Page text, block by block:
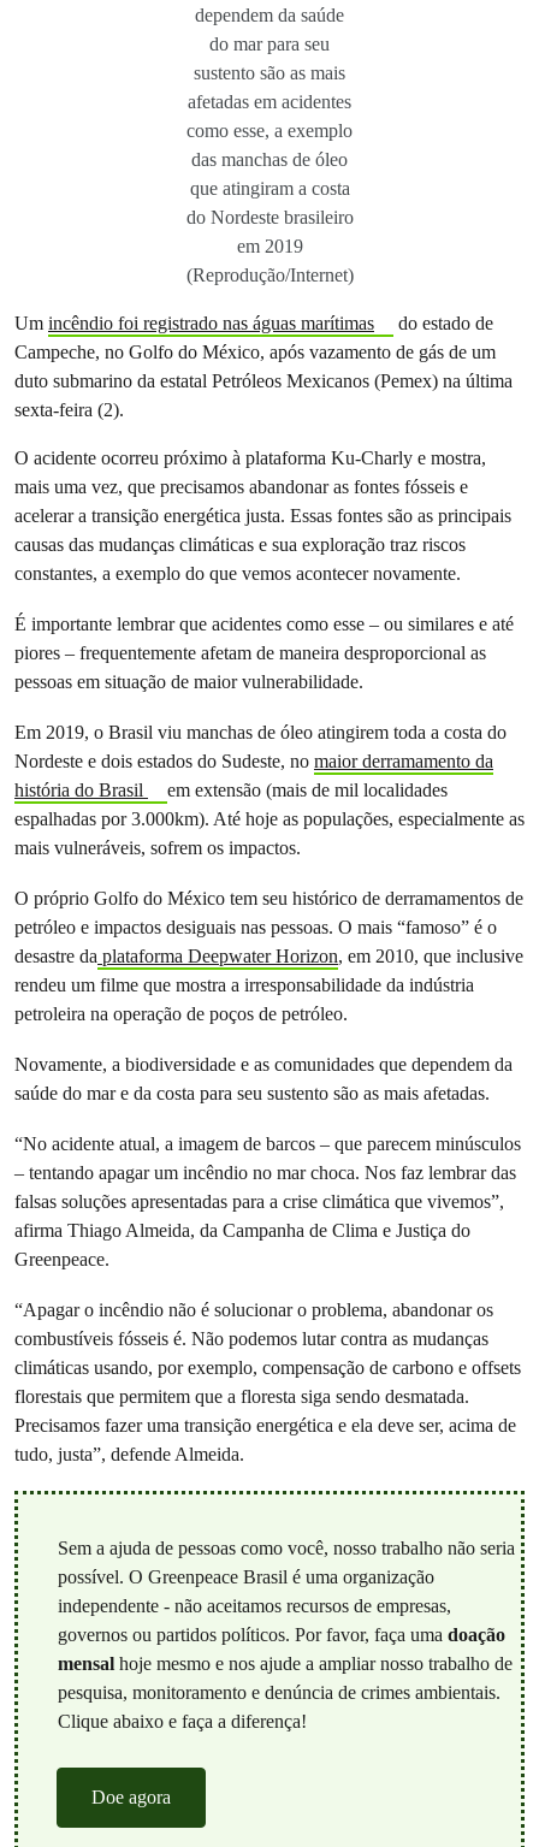
dependem da saúde
do mar para seu
sustento são as mais
afetadas em acidentes
como esse, a exemplo
das manchas de óleo
que atingiram a costa
do Nordeste brasileiro
em 2019
(Reprodução/Internet)
Um incêndio foi registrado nas águas marítimas
do estado de
Campeche, no Golfo do México, após vazamento de gás de um
duto submarino da estatal Petróleos Mexicanos (Pemex) na última
sexta-feira (2).
O acidente ocorreu próximo à plataforma Ku-Charly e mostra,
mais uma vez, que precisamos abandonar as fontes fósseis e
acelerar a transição energética justa. Essas fontes são as principais
causas das mudanças climáticas e sua exploração traz riscos
constantes, a exemplo do que vemos acontecer novamente.
É importante lembrar que acidentes como esse – ou similares e até
piores – frequentemente afetam de maneira desproporcional as
pessoas em situação de maior vulnerabilidade.
Em 2019, o Brasil viu manchas de óleo atingirem toda a costa do
Nordeste e dois estados do Sudeste, no maior derramamento da
história do Brasil
em extensão (mais de mil localidades
espalhadas por 3.000km). Até hoje as populações, especialmente as
mais vulneráveis, sofrem os impactos.
O próprio Golfo do México tem seu histórico de derramamentos de
petróleo e impactos desiguais nas pessoas. O mais “famoso” é o
desastre da plataforma Deepwater Horizon, em 2010, que inclusive
rendeu um filme que mostra a irresponsabilidade da indústria
petroleira na operação de poços de petróleo.
Novamente, a biodiversidade e as comunidades que dependem da
saúde do mar e da costa para seu sustento são as mais afetadas.
“No acidente atual, a imagem de barcos – que parecem minúsculos
– tentando apagar um incêndio no mar choca. Nos faz lembrar das
falsas soluções apresentadas para a crise climática que vivemos”,
afirma Thiago Almeida, da Campanha de Clima e Justiça do
Greenpeace.
“Apagar o incêndio não é solucionar o problema, abandonar os
combustíveis fósseis é. Não podemos lutar contra as mudanças
climáticas usando, por exemplo, compensação de carbono e offsets
florestais que permitem que a floresta siga sendo desmatada.
Precisamos fazer uma transição energética e ela deve ser, acima de
tudo, justa”, defende Almeida.
Sem a ajuda de pessoas como você, nosso trabalho não seria
possível. O Greenpeace Brasil é uma organização
independente - não aceitamos recursos de empresas,
governos ou partidos políticos. Por favor, faça uma doação
mensalhoje mesmo e nos ajude a ampliar nosso trabalho de
pesquisa, monitoramento e denúncia de crimes ambientais.
Clique abaixo e faça a diferença!
Doe agora